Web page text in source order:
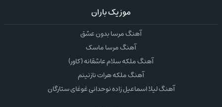
موزیک باران
آهنگ مرسا بدون عشق
آهنگ مرسا ماسک
آهنگ ملکه سلام عاشقانه (کاور)
آهنگ ملکه هرات نازنینم
آهنگ لیلا اسماعیل زاده نوحدانی غوغای ستارگان